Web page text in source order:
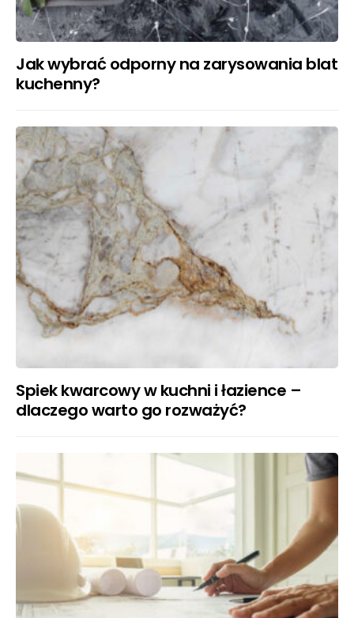
Jak wybrać odporny na zarysowania blat
kuchenny?
Spiek kwarcowy w kuchni i łazience –
dlaczego warto go rozważyć?